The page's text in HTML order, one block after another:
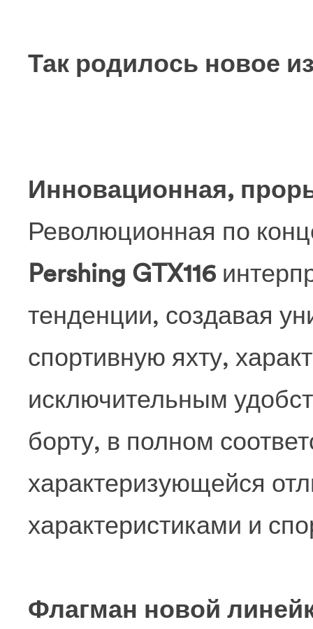
Так родилось новое
Инновационная,
Революционная по
Pershing GTX116
тенденции, создавая
спортивную яхту,
исключительным
борту, в полном
характеризующейся
характеристиками и
Флагман новой